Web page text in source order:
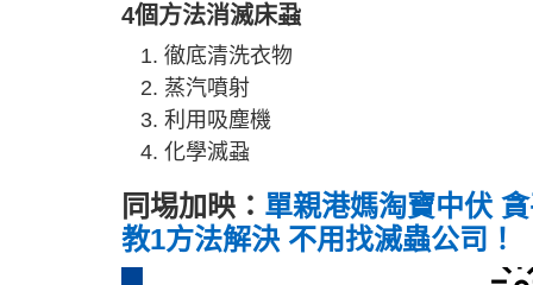
4個方法消滅床蝨
徹底清洗衣物
蒸汽噴射
利用吸塵機
化學滅蝨
同埸加映： 單親港媽淘寶中伏
教1方法解決 不用找滅蟲公司！